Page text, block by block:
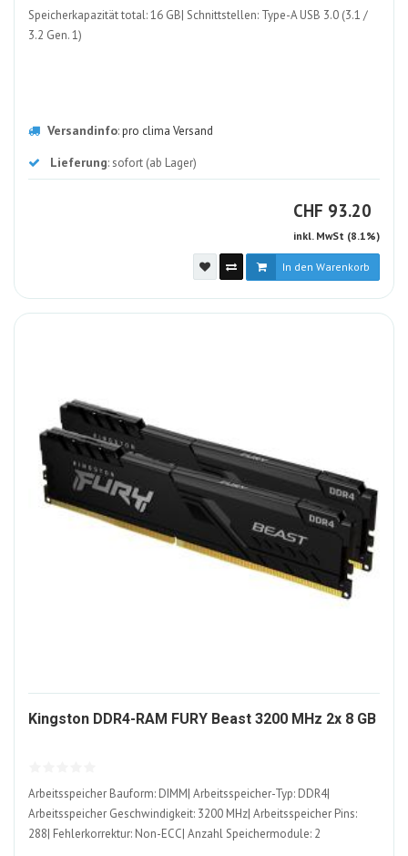
Speicherkapazität total: 16 GB| Schnittstellen: Type-A USB 3.0 (3.1 /
3.2 Gen. 1)
Versandinfo:pro clima Versand
Lieferung: sofort (ab Lager)
CHF CHF
93.20
inkl. MwSt (8.1%)
In den Warenkorb
Kingston DDR4-RAM FURY Beast 3200 MHz 2x 8 GB
Arbeitsspeicher Bauform: DIMM| Arbeitsspeicher-Typ: DDR4|
Arbeitsspeicher Geschwindigkeit: 3200 MHz| Arbeitsspeicher Pins:
288| Fehlerkorrektur: Non-ECC| Anzahl Speichermodule: 2